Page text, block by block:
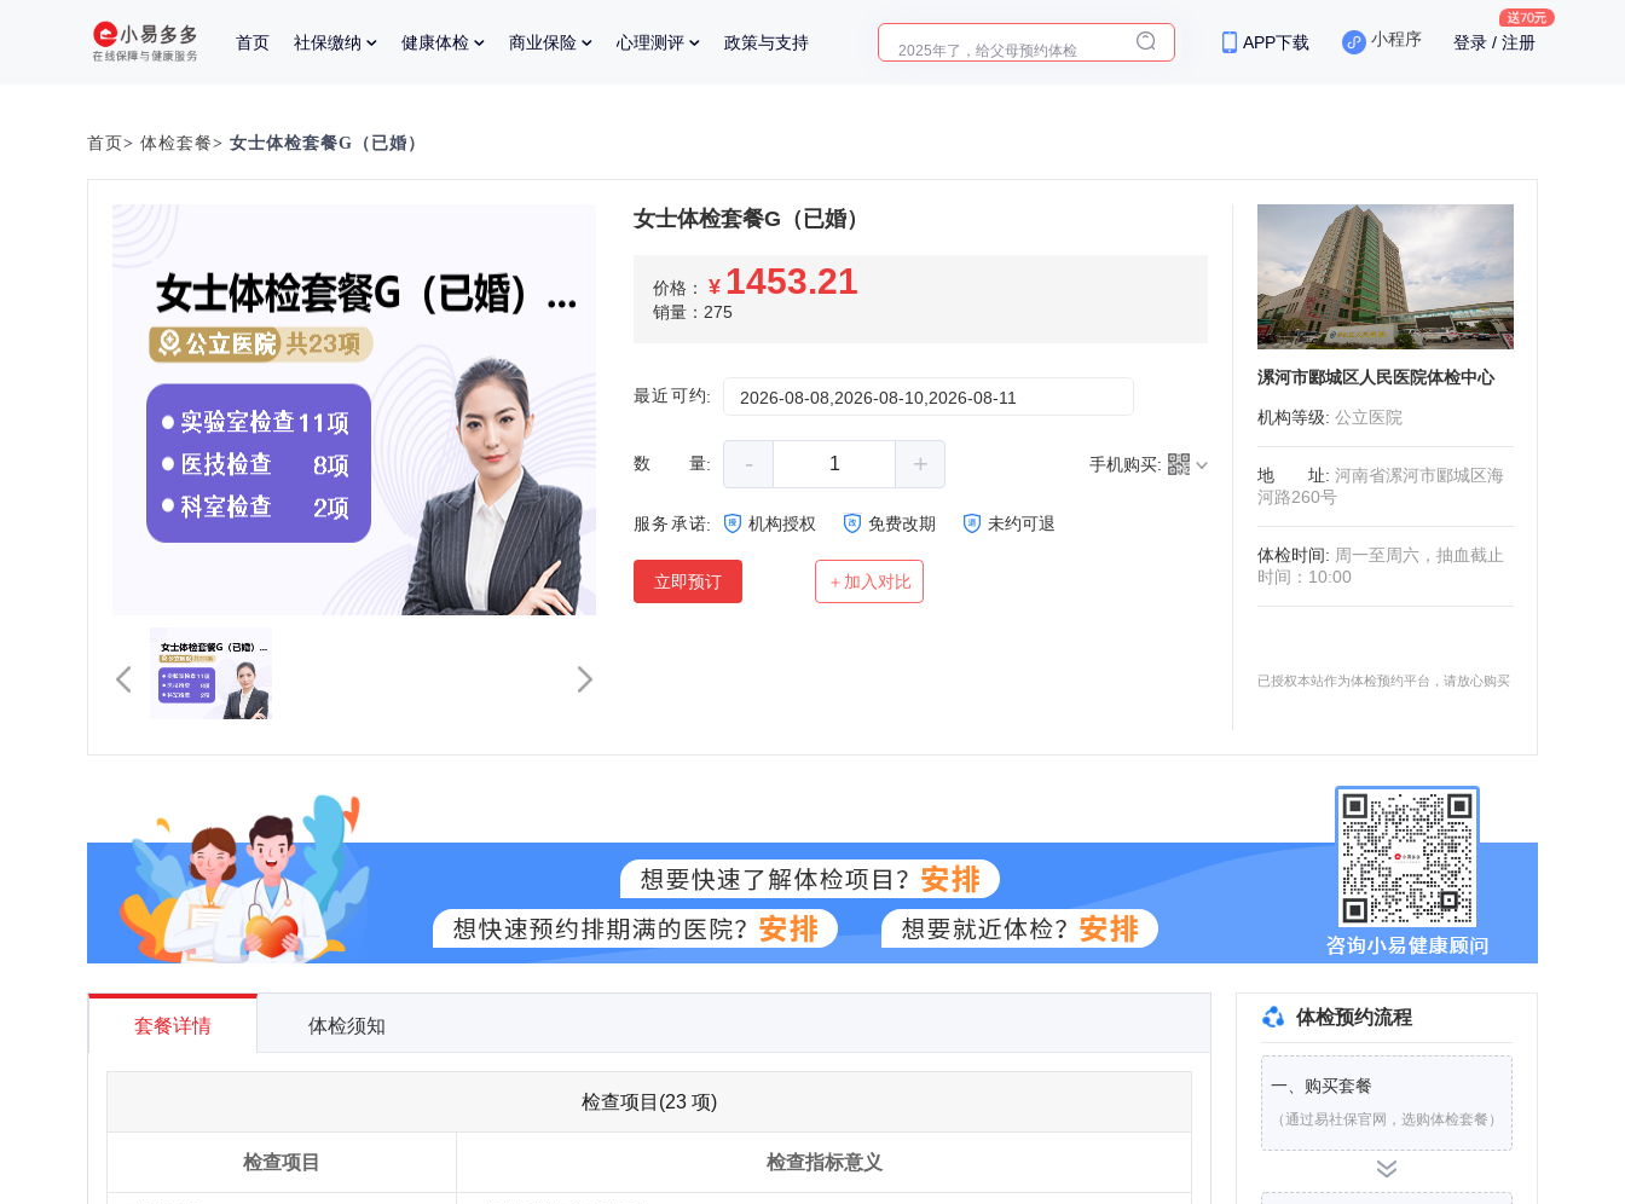
首页 社保缴纳 健康体检 商业保险 心理测评 政策与支持 2025年了，给父母预约体检 APP下载 小程序 登录 / 注册
首页> 体检套餐> 女士体检套餐G（已婚）
女士体检套餐G（已婚）
价格： ¥ 1453.21
销量：275
最近可约: 2026-08-08,2026-08-10,2026-08-11
数量: - + 手机购买:
服务承诺: 机构授权 免费改期 未约可退
立即预订 ＋加入对比
漯河市郾城区人民医院体检中心
机构等级: 公立医院
地址: 河南省漯河市郾城区海
河路260号
体检时间: 周一至周六，抽血截止
时间：10:00
已授权本站作为体检预约平台，请放心购买
套餐详情 体检须知
检查项目(23 项)
检查项目 检查指标意义
体检预约流程
一、购买套餐
（通过易社保官网，选购体检套餐）